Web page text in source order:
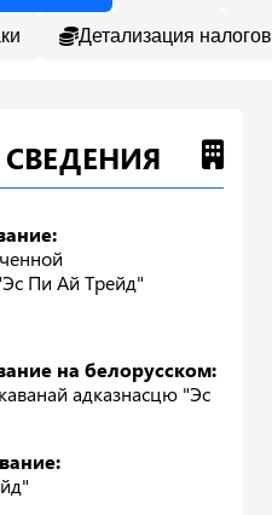
Детализация налогов
Пи Ай Трейд"
на белорусском:
адказнасцю "Эс